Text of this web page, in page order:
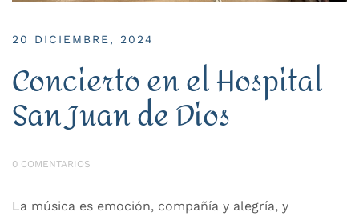
20 DICIEMBRE, 2024
Concierto en el Hospital
San Juan de Dios
0 COMENTARIOS
La música es emoción, compañía y alegría, y